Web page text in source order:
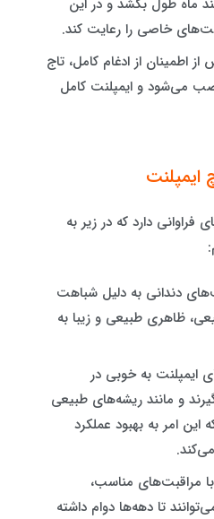
ماه طول بکشد و در این
خاصی را رعایت کند.
اطمینان از ادغام کامل، تاج
می‌شود و ایمپلنت کامل
ایمپلنت
فراوانی دارد که در زیر به
دندانی به دلیل شباهت
ظاهری طبیعی و زیبا به
ایمپلنت به خوبی در
و مانند ریشه‌های طبیعی
این امر به بهبود عملکرد
مراقبت‌های مناسب،
تا دهه‌ها دوام داشته